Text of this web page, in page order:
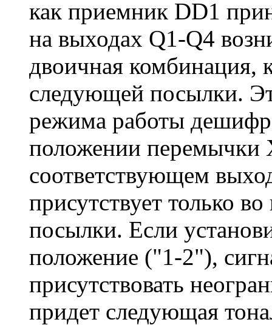
как приемник DD1
на выходах Q1-Q4
двоичная комбинация,
следующей посылки.
режима работы
положении перемычки
соответствующем
присутствует только
посылки. Если
положение ("1-2"),
присутствовать
придет следующая